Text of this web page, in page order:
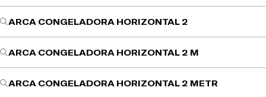
ARCA CONGELADORA HORIZONTAL 2
ARCA CONGELADORA HORIZONTAL 2 M
ARCA CONGELADORA HORIZONTAL 2 METR